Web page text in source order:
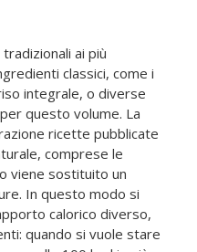
ai più
classici, come i
integrale, o diverse
questo volume. La
ricette pubblicate
comprese le
viene sostituito un
In questo modo si
calorico diverso,
quando si vuole stare